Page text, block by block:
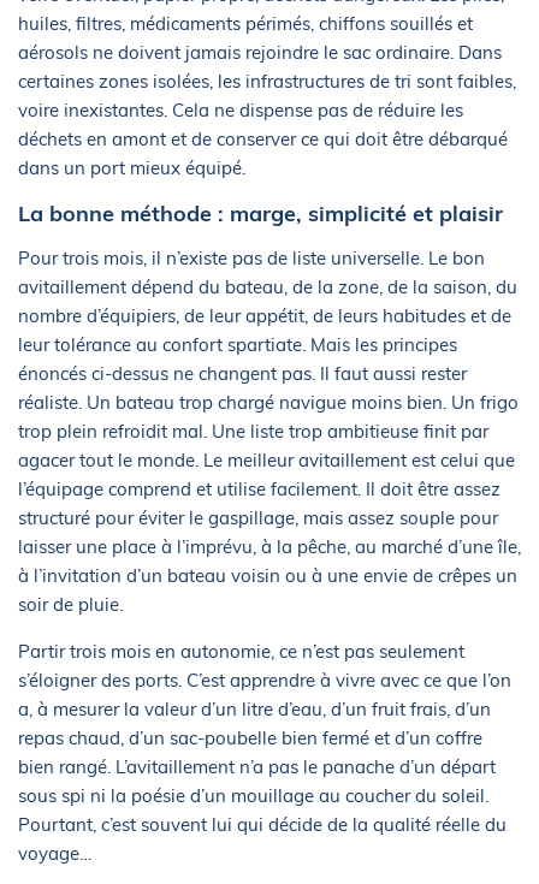
huiles, filtres, médicaments périmés, chiffons souillés et
aérosols ne doivent jamais rejoindre le sac ordinaire. Dans
certaines zones isolées, les infrastructures de tri sont faibles,
voire inexistantes. Cela ne dispense pas de réduire les
déchets en amont et de conserver ce qui doit être débarqué
dans un port mieux équipé.
La bonne méthode : marge, simplicité et plaisir
Pour trois mois, il n’existe pas de liste universelle. Le bon
avitaillement dépend du bateau, de la zone, de la saison, du
nombre d’équipiers, de leur appétit, de leurs habitudes et de
leur tolérance au confort spartiate. Mais les principes
énoncés ci-dessus ne changent pas. Il faut aussi rester
réaliste. Un bateau trop chargé navigue moins bien. Un frigo
trop plein refroidit mal. Une liste trop ambitieuse finit par
agacer tout le monde. Le meilleur avitaillement est celui que
l’équipage comprend et utilise facilement. Il doit être assez
structuré pour éviter le gaspillage, mais assez souple pour
laisser une place à l’imprévu, à la pêche, au marché d’une île,
à l’invitation d’un bateau voisin ou à une envie de crêpes un
soir de pluie.
Partir trois mois en autonomie, ce n’est pas seulement
s’éloigner des ports. C’est apprendre à vivre avec ce que l’on
a, à mesurer la valeur d’un litre d’eau, d’un fruit frais, d’un
repas chaud, d’un sac-poubelle bien fermé et d’un coffre
bien rangé. L’avitaillement n’a pas le panache d’un départ
sous spi ni la poésie d’un mouillage au coucher du soleil.
Pourtant, c’est souvent lui qui décide de la qualité réelle du
voyage…